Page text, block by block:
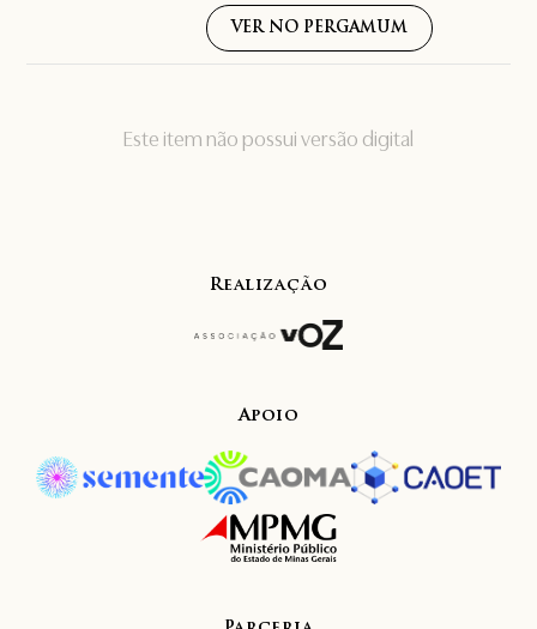
Este item não possui versão digital
VER NO PERGAMUM
Realização
Apoio